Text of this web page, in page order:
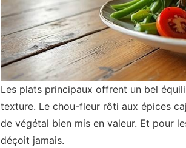
Les plats principaux offrent un bel
texture. Le chou-fleur rôti aux épices
de végétal bien mis en valeur. Et pour
déçoit jamais.